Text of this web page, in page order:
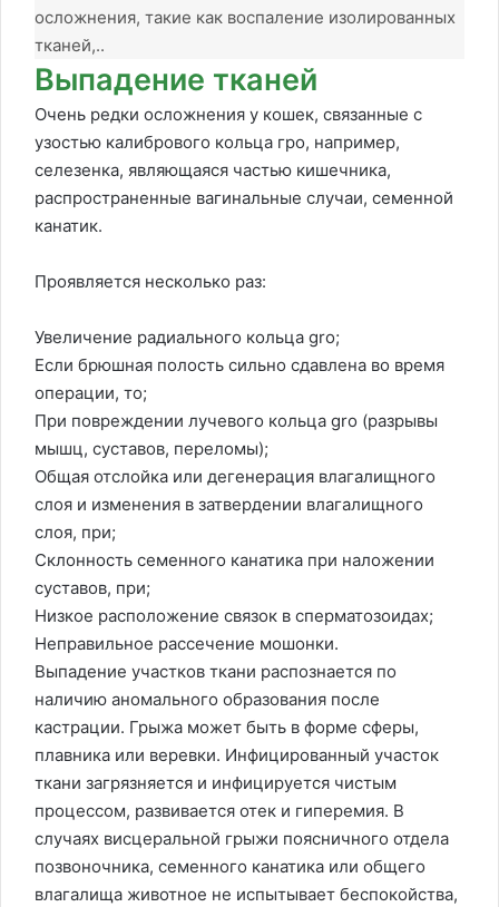
осложнения, такие как воспаление изолированных
тканей,..
Выпадение тканей
Очень редки осложнения у кошек, связанные с
узостью калибрового кольца гро, например,
селезенка, являющаяся частью кишечника,
распространенные вагинальные случаи, семенной
канатик.
Проявляется несколько раз:
Увеличение радиального кольца gro;
Если брюшная полость сильно сдавлена во время
операции, то;
При повреждении лучевого кольца gro (разрывы
мышц, суставов, переломы);
Общая отслойка или дегенерация влагалищного
слоя и изменения в затвердении влагалищного
слоя, при;
Склонность семенного канатика при наложении
суставов, при;
Низкое расположение связок в сперматозоидах;
Неправильное рассечение мошонки.
Выпадение участков ткани распознается по
наличию аномального образования после
кастрации. Грыжа может быть в форме сферы,
плавника или веревки. Инфицированный участок
ткани загрязняется и инфицируется чистым
процессом, развивается отек и гиперемия. В
случаях висцеральной грыжи поясничного отдела
позвоночника, семенного канатика или общего
влагалища животное не испытывает беспокойства,